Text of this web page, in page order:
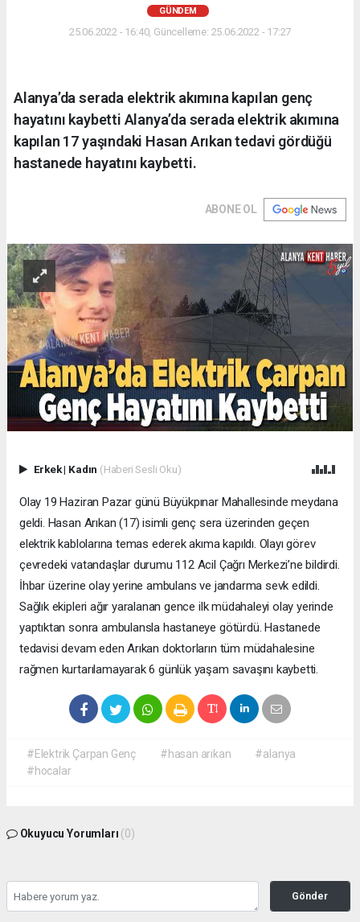
GÜNDEM
25.06.2022 - 16:40, Güncelleme: 25.06.2022 - 17:27
Alanya’da serada elektrik akımına kapılan genç
hayatını kaybetti Alanya’da serada elektrik akımına
kapılan 17 yaşındaki Hasan Arıkan tedavi gördüğü
hastanede hayatını kaybetti.
ABONE OL
Erkek| Kadın (Haberi Sesli Oku)
Olay 19 Haziran Pazar günü Büyükpınar Mahallesinde meydana
geldi. Hasan Arıkan (17) isimli genç sera üzerinden geçen
elektrik kablolarına temas ederek akıma kapıldı. Olayı görev
çevredeki vatandaşlar durumu 112 Acil Çağrı Merkezi’ne bildirdi.
İhbar üzerine olay yerine ambulans ve jandarma sevk edildi.
Sağlık ekipleri ağır yaralanan gence ilk müdahaleyi olay yerinde
yaptıktan sonra ambulansla hastaneye götürdü. Hastanede
tedavisi devam eden Arıkan doktorların tüm müdahalesine
rağmen kurtarılamayarak 6 günlük yaşam savaşını kaybetti.
#Elektrik Çarpan Genç #hasan arıkan
#alanya
#hocalar
Okuyucu Yorumları (0)
Gönder